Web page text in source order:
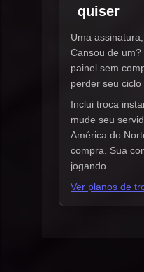
quiser
Uma
Cansou de
painel sem
perder seu ciclo
Inclui troca
mude seu
América do
compra. Sua
jogando.
Ver planos de